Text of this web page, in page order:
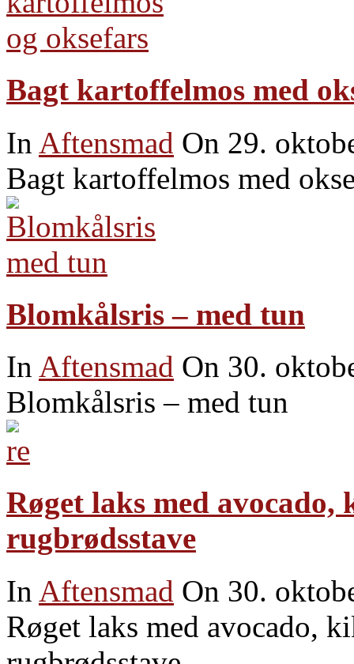
Bagt kartoffelmos med
In Aftensmad On 29.
Bagt kartoffelmos med
Blomkålsris – med tun
In Aftensmad On 30.
Blomkålsris – med tun
Røget laks med
rugbrødsstave
In Aftensmad On 30.
Røget laks med avocado,